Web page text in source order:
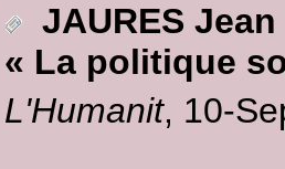
JAURES Jean
« La politique
L'Humanit, 10-